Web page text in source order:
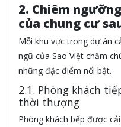
2. Chiêm
của chung cư
Mỗi khu vực trong dự án
ngũ của Sao Việt chăm
những đặc điểm nổi bật.
2.1. Phòng khách
thời thượng
Phòng khách bếp được